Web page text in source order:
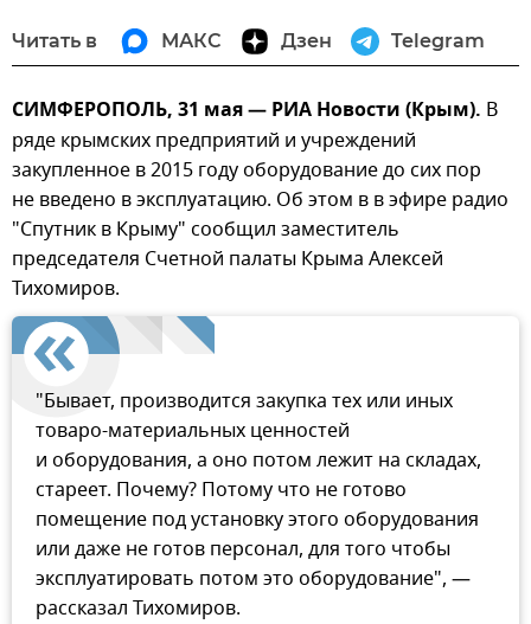
Читать в МАКС Дзен Telegram
СИМФЕРОПОЛЬ, 31 мая — РИА Новости (Крым). В
ряде крымских предприятий и учреждений
закупленное в 2015 году оборудование до сих пор
не введено в эксплуатацию. Об этом в в эфире радио
"Спутник в Крыму" сообщил заместитель
председателя Счетной палаты Крыма Алексей
Тихомиров.
"Бывает, производится закупка тех или иных
товаро-материальных ценностей
и оборудования, а оно потом лежит на складах,
стареет. Почему? Потому что не готово
помещение под установку этого оборудования
или даже не готов персонал, для того чтобы
эксплуатировать потом это оборудование", —
рассказал Тихомиров.